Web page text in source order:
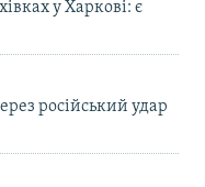
у Харкові: є
російський удар